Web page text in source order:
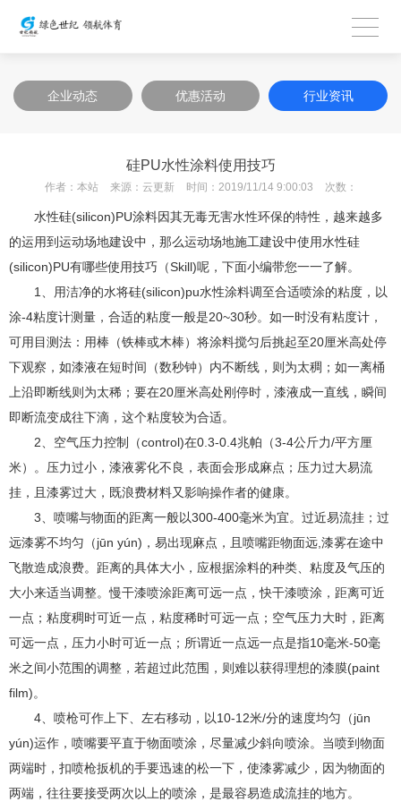
企业动态 优惠活动 行业资讯
硅PU水性涂料使用技巧
作者： 本站 来源： 云更新 时间： 2019/11/14 9:00:03 次数：
水性硅(silicon)PU涂料因其无毒无害水性环保的特性，越来越多
的运用到运动场地建设中，那么运动场地施工建设中使用水性硅
(silicon)PU有哪些使用技巧（Skill)呢，下面小编带您一一了解。
1、用洁净的水将硅(silicon)pu水性涂料调至合适喷涂的粘度，以
涂-4粘度计测量，合适的粘度一般是20~30秒。如一时没有粘度计，
可用目测法：用棒（铁棒或木棒）将涂料搅匀后挑起至20厘米高处停
下观察，如漆液在短时间（数秒钟）内不断线，则为太稠；如一离桶
上沿即断线则为太稀；要在20厘米高处刚停时，漆液成一直线，瞬间
即断流变成往下滴，这个粘度较为合适。
2、空气压力控制（control)在0.3-0.4兆帕（3-4公斤力/平方厘
米）。压力过小，漆液雾化不良，表面会形成麻点；压力过大易流
挂，且漆雾过大，既浪费材料又影响操作者的健康。
3、喷嘴与物面的距离一般以300-400毫米为宜。过近易流挂；过
远漆雾不均匀（jūn yún)，易出现麻点，且喷嘴距物面远,漆雾在途中
飞散造成浪费。距离的具体大小，应根据涂料的种类、粘度及气压的
大小来适当调整。慢干漆喷涂距离可远一点，快干漆喷涂，距离可近
一点；粘度稠时可近一点，粘度稀时可远一点；空气压力大时，距离
可远一点，压力小时可近一点；所谓近一点远一点是指10毫米-50毫
米之间小范围的调整，若超过此范围，则难以获得理想的漆膜(paint
film)。
4、喷枪可作上下、左右移动，以10-12米/分的速度均匀（jūn
yún)运作，喷嘴要平直于物面喷涂，尽量减少斜向喷涂。当喷到物面
两端时，扣喷枪扳机的手要迅速的松一下，使漆雾减少，因为物面的
两端，往往要接受两次以上的喷涂，是最容易造成流挂的地方。